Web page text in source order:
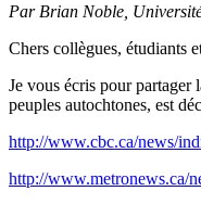
Par Brian Noble,
Chers collègues, étudiants
Je vous écris pour
peuples autochtones, est
http://www.cbc.ca/news/
http://www.metronews.ca/